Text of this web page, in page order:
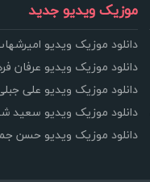
موزیک ویدیو جدید
دانلود موزیک ویدیو
دانلود موزیک ویدیو عرفان
دانلود موزیک ویدیو علی
دانلود موزیک ویدیو سعید
دانلود موزیک ویدیو حسن